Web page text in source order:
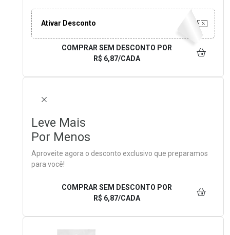
Ativar Desconto
COMPRAR SEM DESCONTO POR
R$ 6,87/CADA
FECHAR
Leve Mais
Por Menos
Aproveite agora o desconto exclusivo que preparamos
para você!
COMPRAR SEM DESCONTO POR
R$ 6,87/CADA